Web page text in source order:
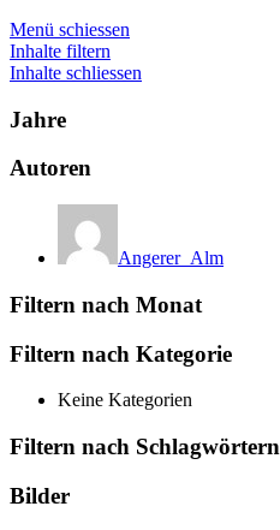
Menü schiessen
Inhalte filtern
Inhalte schliessen
Jahre
Autoren
Angerer_Alm
Filtern nach Monat
Filtern nach Kategorie
Keine Kategorien
Filtern nach Schlagwörtern
Bilder